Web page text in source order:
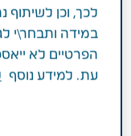
לכך, וכן לשיתוף
במידה ותבחר\י
הפרטיים לא
עת. למידע נוסף